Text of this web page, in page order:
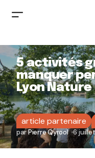
5 activités
manquer
Lyon Nature
article partenaire
parPierre Qyrool 6